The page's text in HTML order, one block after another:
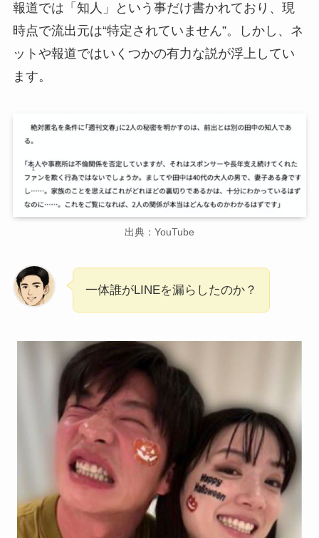
報道では「知人」という事だけ書かれており、現
時点で流出元は“特定されていません”。しかし、ネ
ットや報道ではいくつかの有力な説が浮上してい
ます。
出典：YouTube
一体誰がLINEを漏らしたのか？